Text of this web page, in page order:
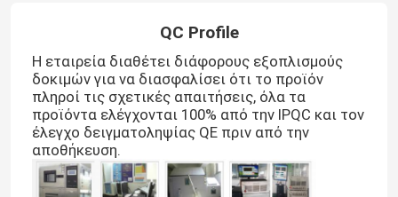
QC Profile
Η εταιρεία διαθέτει διάφορους εξοπλισμούς
δοκιμών για να διασφαλίσει ότι το προϊόν
πληροί τις σχετικές απαιτήσεις, όλα τα
προϊόντα ελέγχονται 100% από την IPQC και τον
έλεγχο δειγματοληψίας QE πριν από την
αποθήκευση.